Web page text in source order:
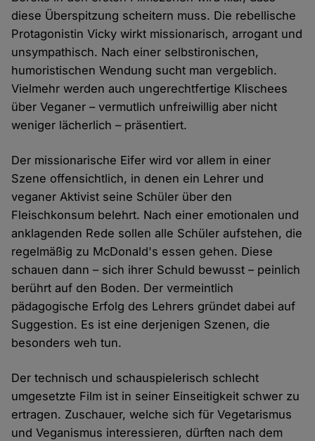
diese Überspitzung scheitern muss. Die rebellische
Protagonistin Vicky wirkt missionarisch, arrogant und
unsympathisch. Nach einer selbstironischen,
humoristischen Wendung sucht man vergeblich.
Vielmehr werden auch ungerechtfertige Klischees
über Veganer – vermutlich unfreiwillig aber nicht
weniger lächerlich – präsentiert.
Der missionarische Eifer wird vor allem in einer
Szene offensichtlich, in denen ein Lehrer und
veganer Aktivist seine Schüler über den
Fleischkonsum belehrt. Nach einer emotionalen und
anklagenden Rede sollen alle Schüler aufstehen, die
regelmäßig zu McDonald's essen gehen. Diese
schauen dann – sich ihrer Schuld bewusst – peinlich
berührt auf den Boden. Der vermeintlich
pädagogische Erfolg des Lehrers gründet dabei auf
Suggestion. Es ist eine derjenigen Szenen, die
besonders weh tun.
Der technisch und schauspielerisch schlecht
umgesetzte Film ist in seiner Einseitigkeit schwer zu
ertragen. Zuschauer, welche sich für Vegetarismus
und Veganismus interessieren, dürften nach dem